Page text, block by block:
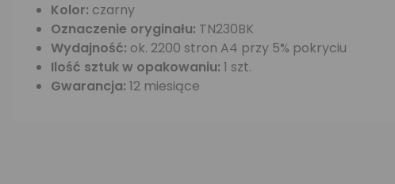
Kolor: czarny
Oznaczenie oryginału: TN230BK
Wydajność: ok. 2200 stron A4 przy 5% pokryciu
Ilość sztuk w opakowaniu: 1 szt.
Gwarancja: 12 miesiące